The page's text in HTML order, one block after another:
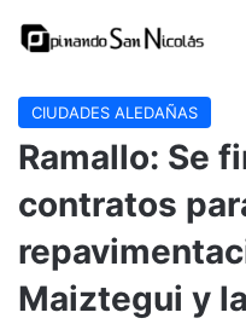
CIUDADES ALEDAÑAS
Ramallo: Se
contratos
Maiztegui y